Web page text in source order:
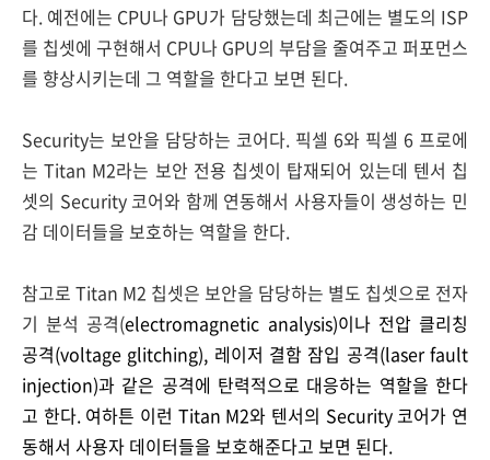
다. 예전에는 CPU나 GPU가 담당했는데 최근에는 별도의 ISP
를 칩셋에 구현해서 CPU나 GPU의 부담을 줄여주고 퍼포먼스
를 향상시키는데 그 역할을 한다고 보면 된다.
Security는 보안을 담당하는 코어다. 픽셀 6와 픽셀 6 프로에
는 Titan M2라는 보안 전용 칩셋이 탑재되어 있는데 텐서 칩
셋의 Security 코어와 함께 연동해서 사용자들이 생성하는 민
감 데이터들을 보호하는 역할을 한다.
참고로 Titan M2 칩셋은 보안을 담당하는 별도 칩셋으로 전자
기 분석 공격(electromagnetic analysis)이나 전압 클리칭
공격(voltage glitching), 레이저 결함 잠입 공격(laser fault
injection)과 같은 공격에 탄력적으로 대응하는 역할을 한다
고 한다. 여하튼 이런 Titan M2와 텐서의 Security 코어가 연
동해서 사용자 데이터들을 보호해준다고 보면 된다.